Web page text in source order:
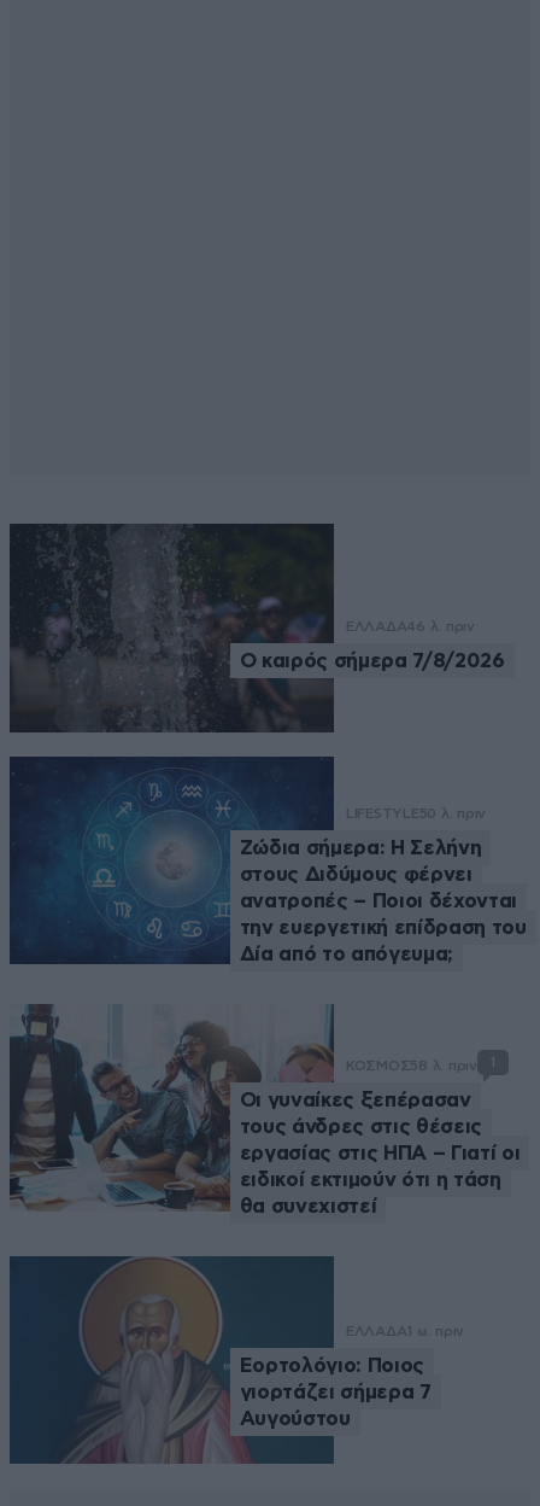
ΕΛΛΑΔΑ46 λ. πριν
Ο καιρός σήμερα 7/8/2026
LIFESTYLE50 λ. πριν
Ζώδια σήμερα: Η Σελήνη
στους Διδύμους φέρνει
ανατροπές – Ποιοι δέχονται
την ευεργετική επίδραση του
Δία από το απόγευμα;
ΚΟΣΜΟΣ58 λ. πριν 1
Οι γυναίκες ξεπέρασαν
τους άνδρες στις θέσεις
εργασίας στις ΗΠΑ – Γιατί οι
ειδικοί εκτιμούν ότι η τάση
θα συνεχιστεί
ΕΛΛΑΔΑ 1 ω. πριν
Εορτολόγιο: Ποιος
γιορτάζει σήμερα 7
Αυγούστου